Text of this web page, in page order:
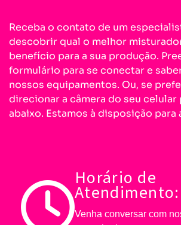
Receba o contato de um
descobrir qual o melhor
benefício para a sua produção.
formulário para se conectar e
nossos equipamentos. Ou, se
direcionar a câmera do seu celular
abaixo. Estamos à disposição para
Horário de
Atendimento:
Venha conversar com